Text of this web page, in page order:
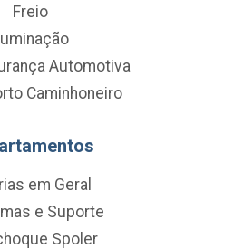
Freio
Automotiva
Caminhoneiro
em Geral
e Suporte
Spoler